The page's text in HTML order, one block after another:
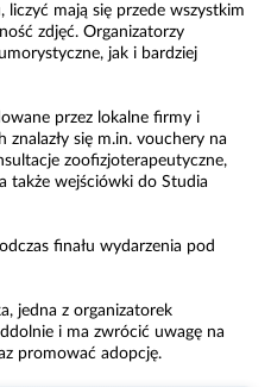
mają się przede wszystkim
zdjęć. Organizatorzy
jak i bardziej
przez lokalne firmy i
się m.in. vouchery na
zoofizjoterapeutyczne,
także wejściówki do Studia
finału wydarzenia pod
jedna z organizatorek
i ma zwrócić uwagę na
promować adopcję.